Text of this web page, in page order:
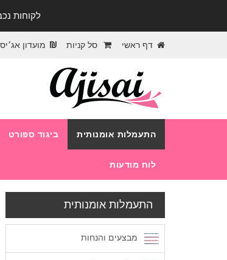
לקוחות נכבדים, שימו
דף ראשי סל קניות מועדון
התעמלות אומנותית ביגוד ספורט
לוח מודעות
התעמלות אומנותית
מבצעים והנחות